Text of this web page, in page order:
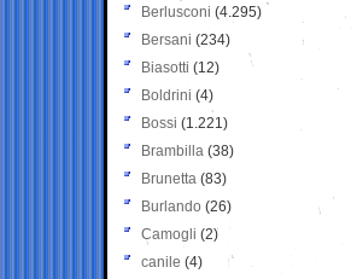
Berlusconi (4.295)
Bersani (234)
Biasotti (12)
Boldrini (4)
Bossi (1.221)
Brambilla (38)
Brunetta (83)
Burlando (26)
Camogli (2)
canile (4)